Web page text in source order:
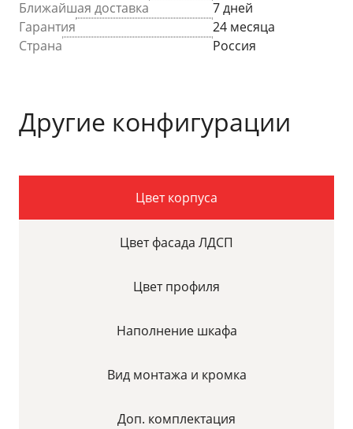
Ближайшая доставка
7 дней
Гарантия
24 месяца
Страна
Россия
Другие конфигурации
Цвет корпуса
Цвет фасада ЛДСП
Цвет профиля
Наполнение шкафа
Вид монтажа и кромка
Доп. комплектация